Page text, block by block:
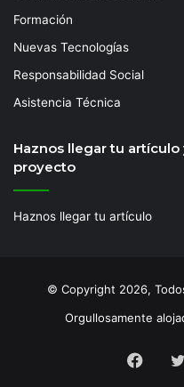
Formación
Nuevas Tecnologías
Responsabilidad Social
Asistencia Técnica
Haznos llegar tu
proyecto
Haznos llegar tu artículo
© Copyright 2026,
Orgullosamente